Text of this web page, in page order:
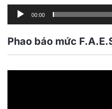
00:00
Phao báo mức